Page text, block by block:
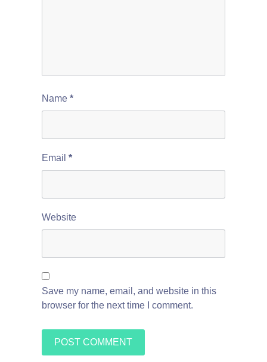
Name *
Email *
Website
Save my name, email, and website in this
browser for the next time I comment.